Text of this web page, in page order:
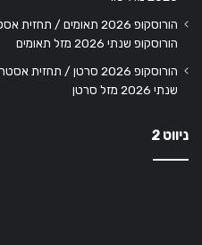
הורוסקופ 2026 תאומים /
הורוסקופ שנתי 2026 מזל תאומים
הורוסקופ 2026 סרטן /
שנתי 2026 מזל סרטן
ניווט 2